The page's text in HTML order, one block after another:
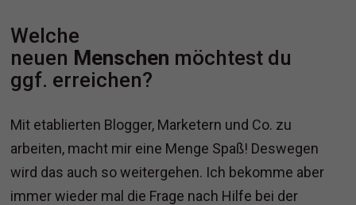
Welche
neuen Menschen möchtest du
ggf. erreichen?
Mit etablierten Blogger, Marketern und Co. zu
arbeiten, macht mir eine Menge Spaß! Deswegen
wird das auch so weitergehen. Ich bekomme aber
immer wieder mal die Frage nach Hilfe bei der